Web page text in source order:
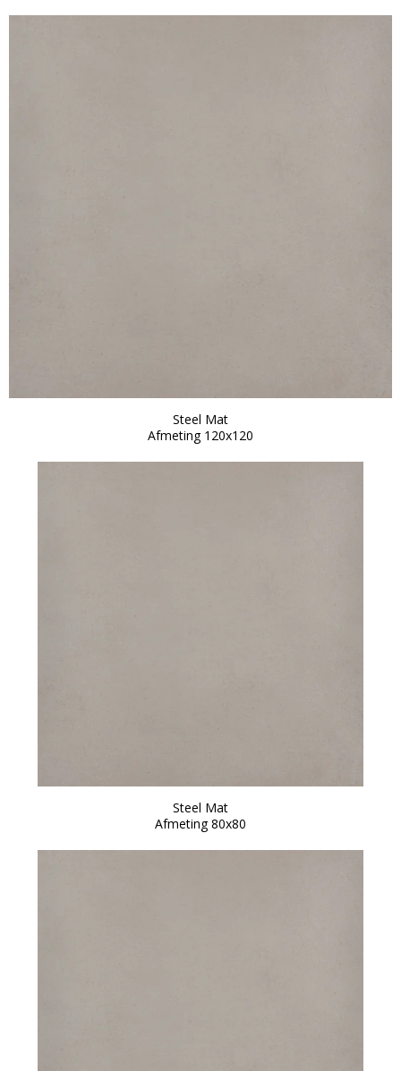
Steel Mat
Afmeting 120x120
Steel Mat
Afmeting 80x80